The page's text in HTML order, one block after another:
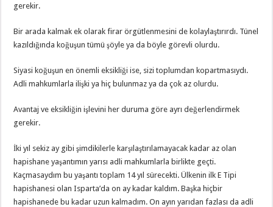
gerekir.
Bir arada kalmak ek olarak firar örgütlenmesini de kolaylaştırırdı. Tünel
kazıldığında koğuşun tümü şöyle ya da böyle görevli olurdu.
Siyasi koğuşun en önemli eksikliği ise, sizi toplumdan kopartmasıydı.
Adli mahkumlarla ilişki ya hiç bulunmaz ya da çok az olurdu.
Avantaj ve eksikliğin işlevini her duruma göre ayrı değerlendirmek
gerekir.
İki yıl sekiz ay gibi şimdikilerle karşılaştırılamayacak kadar az olan
hapishane yaşantımın yarısı adli mahkumlarla birlikte geçti.
Kaçmasaydım bu yaşantı toplam 14 yıl sürecekti. Ülkenin ilk E Tipi
hapishanesi olan Isparta’da on ay kadar kaldım. Başka hiçbir
hapishanede bu kadar uzun kalmadım. On ayın yarıdan fazlası da adli